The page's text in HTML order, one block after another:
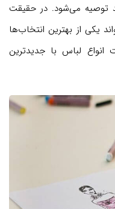
توصیه می‌شود. در حقیقت
یکی از بهترین انتخاب‌ها
لباس با جدیدترین